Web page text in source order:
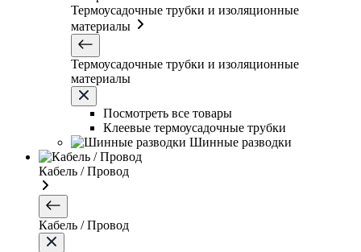
Термоусадочные трубки и изоляционные
материалы
Термоусадочные трубки и изоляционные
материалы
Посмотреть все товары
Клеевые термоусадочные трубки
Шинные разводки
Кабель / Провод
Кабель / Провод